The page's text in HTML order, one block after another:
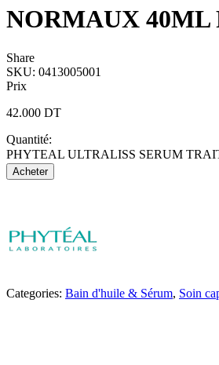
NORMAUX 40ML
Share
SKU: 0413005001
Prix
42.000 DT
Quantité:
PHYTEAL ULTRALISS SERUM
Acheter
Categories: Bain d'huile & Sérum, Soin